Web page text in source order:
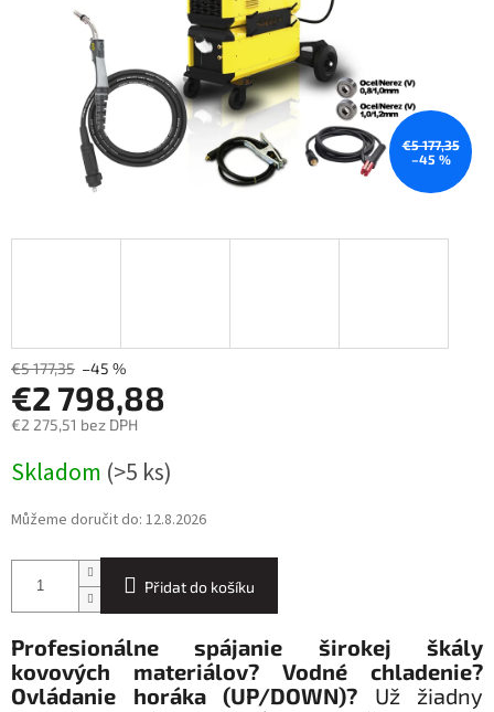
€5 177,35
–45 %
€5 177,35 –45 %
€2 798,88
€2 275,51 bez DPH
cena:
Skladom (>5 ks)
Můžeme doručit do: 12.8.2026
Přidat do košíku
Profesionálne spájanie širokej škály
kovových materiálov? Vodné chladenie?
Ovládanie horáka (UP/DOWN)? Už žiadny